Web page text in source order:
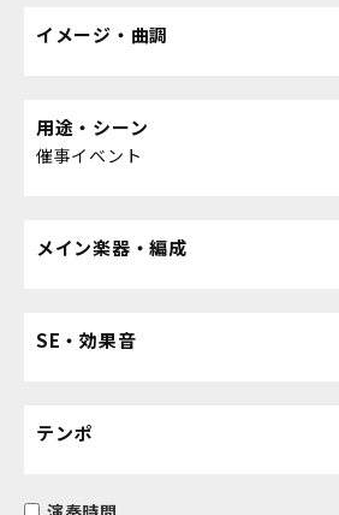
イメージ・曲調
用途・シーン
催事イベント
メイン楽器・編成
SE・効果音
テンポ